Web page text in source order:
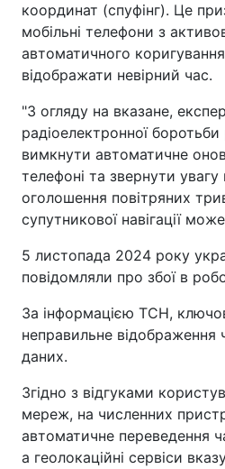
координат (спуфінг). Це
мобільні телефони з
автоматичного
відображати невірний час.
"З огляду на вказане,
радіоелектронної
вимкнути автоматичне
телефоні та звернути
оголошення повітряних
супутникової навігації
5 листопада 2024 року
повідомляли про збої в
За інформацією ТСН,
неправильне відображення
даних.
Згідно з відгуками
мереж, на численних
автоматичне переведення
а геолокаційні сервіси